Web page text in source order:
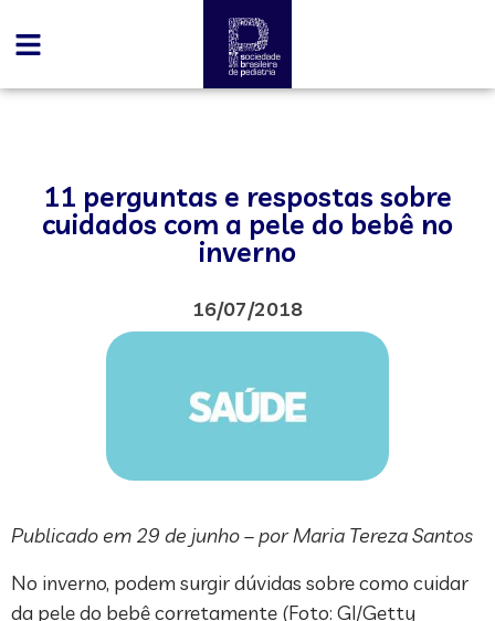
11 perguntas e respostas sobre
cuidados com a pele do bebê no
inverno
16/07/2018
Publicado em 29 de junho – por Maria Tereza Santos
No inverno, podem surgir dúvidas sobre como cuidar
da pele do bebê corretamente (Foto: GI/Getty